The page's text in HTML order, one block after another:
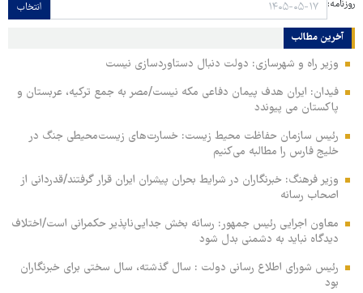
روزنامه: انتخاب
آخرین مطالب
وزیر راه و شهرسازی: دولت دنبال دستاوردسازی نیست
فیدان: ایران هدف پیمان دفاعی مکه نیست/مصر به جمع ترکیه، عربستان و
پاکستان می پیوندد
رئیس سازمان حفاظت محیط زیست: خسارت‌های زیست‌محیطی جنگ در
خلیج فارس را مطالبه‌ می‌کنیم
وزیر فرهنگ: خبرنگاران در شرایط بحران پیشران ایران قرار گرفتند/قدردانی از
اصحاب رسانه
معاون اجرایی رئیس جمهور: رسانه بخش جدایی‌ناپذیر حکمرانی است/اختلاف
دیدگاه نباید به دشمنی بدل شود
رئیس شورای اطلاع رسانی دولت : سال گذشته، سال سختی برای خبرنگاران
بود